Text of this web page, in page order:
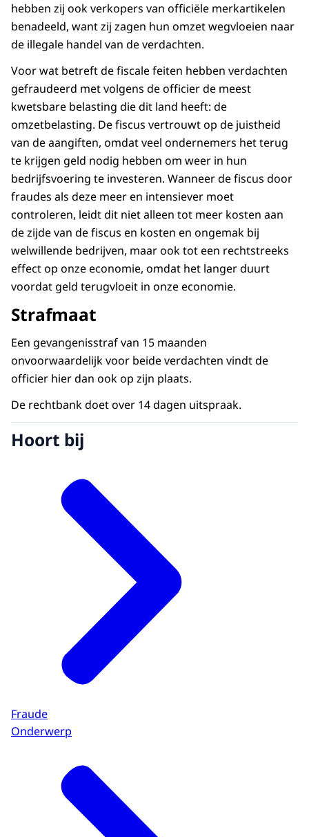
hebben zij ook verkopers van officiële merkartikelen
benadeeld, want zij zagen hun omzet wegvloeien naar
de illegale handel van de verdachten.
Voor wat betreft de fiscale feiten hebben verdachten
gefraudeerd met volgens de officier de meest
kwetsbare belasting die dit land heeft: de
omzetbelasting. De fiscus vertrouwt op de juistheid
van de aangiften, omdat veel ondernemers het terug
te krijgen geld nodig hebben om weer in hun
bedrijfsvoering te investeren. Wanneer de fiscus door
fraudes als deze meer en intensiever moet
controleren, leidt dit niet alleen tot meer kosten aan
de zijde van de fiscus en kosten en ongemak bij
welwillende bedrijven, maar ook tot een rechtstreeks
effect op onze economie, omdat het langer duurt
voordat geld terugvloeit in onze economie.
Strafmaat
Een gevangenisstraf van 15 maanden
onvoorwaardelijk voor beide verdachten vindt de
officier hier dan ook op zijn plaats.
De rechtbank doet over 14 dagen uitspraak.
Hoort bij
Fraude
Onderwerp